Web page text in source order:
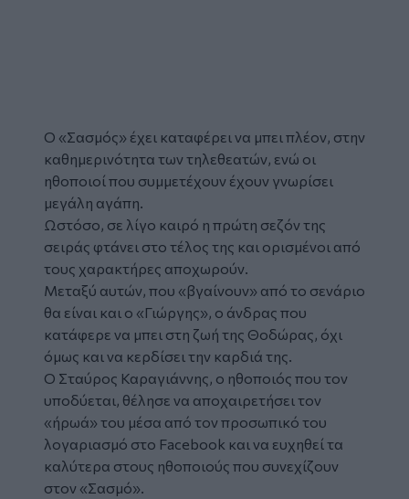
Ο «Σασμός» έχει καταφέρει να μπει πλέον, στην
καθημερινότητα των τηλεθεατών, ενώ οι
ηθοποιοί που συμμετέχουν έχουν γνωρίσει
μεγάλη αγάπη.
Ωστόσο, σε λίγο καιρό η πρώτη σεζόν της
σειράς φτάνει στο τέλος της και ορισμένοι από
τους χαρακτήρες αποχωρούν.
Μεταξύ αυτών, που «βγαίνουν» από τo σενάριο
θα είναι και ο «Γιώργης», ο άνδρας που
κατάφερε να μπει στη ζωή της Θοδώρας, όχι
όμως και να κερδίσει την καρδιά της.
Ο Σταύρος Καραγιάννης, ο ηθοποιός που τον
υποδύεται, θέλησε να αποχαιρετήσει τον
«ήρωά» του μέσα από τον προσωπικό του
λογαριασμό στο Facebook και να ευχηθεί τα
καλύτερα στους ηθοποιούς που συνεχίζουν
στον «Σασμό».